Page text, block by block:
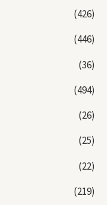
(426)
(446)
(36)
(494)
(26)
(25)
(22)
(219)